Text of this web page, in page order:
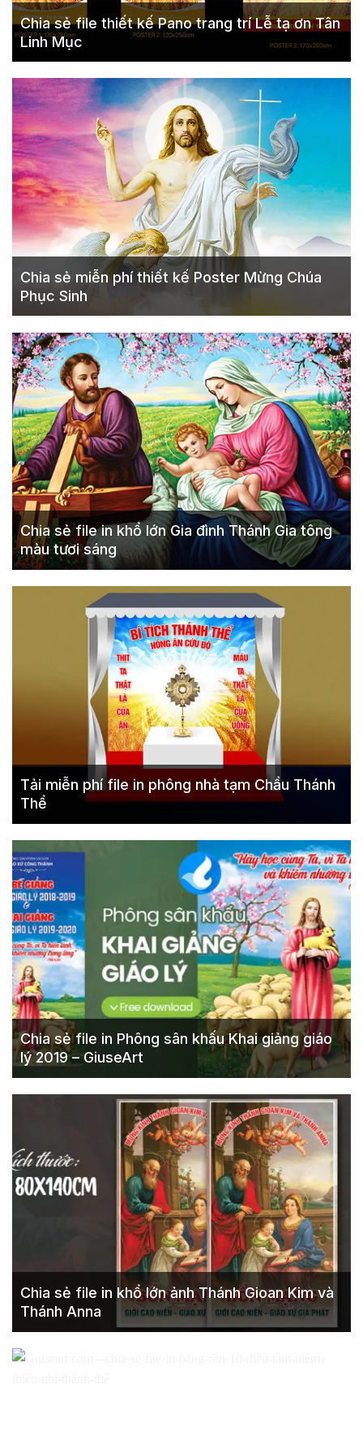
Chia sẻ file thiết kế Pano trang trí Lễ tạ ơn Tân
Linh Mục
Chia sẻ miễn phí thiết kế Poster Mừng Chúa
Phục Sinh
Chia sẻ file in khổ lớn Gia đình Thánh Gia tông
màu tươi sáng
Tải miễn phí file in phông nhà tạm Chầu Thánh
Thể
Chia sẻ file in Phông sân khấu Khai giảng giáo
lý 2019 – GiuseArt
Chia sẻ file in khổ lớn ảnh Thánh Gioan Kim và
Thánh Anna